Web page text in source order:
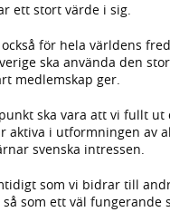
ett stort värde i sig.
för hela världens
ska använda den
medlemskap ger.
ska vara att vi fullt ut
aktiva i utformningen av
svenska intressen.
som vi bidrar till
som ett väl fungerande